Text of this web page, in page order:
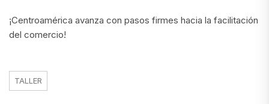
¡Centroamérica avanza con pasos firmes hacia la facilitación
del comercio!
TALLER